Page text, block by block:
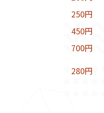
250円
450円
700円
280円